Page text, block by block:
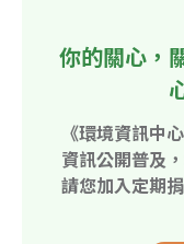
你的關心，
《環境資訊中
資訊公開普及
請您加入定期